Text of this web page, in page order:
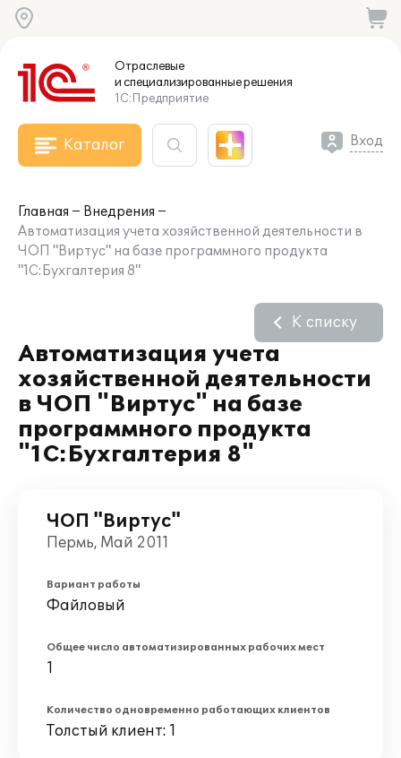
Отраслевые
и специализированныерешения
1С:Предприятие
Каталог Вход
Главная
Внедрения
Автоматизация учета хозяйственной деятельности в
ЧОП "Виртус" на базе программного продукта
"1С:Бухгалтерия 8"
Автоматизация учета
хозяйственной деятельности
в ЧОП "Виртус" на базе
программного продукта
"1С:Бухгалтерия 8"
К списку
ЧОП "Виртус"
Пермь, Май 2011
Вариант работы
Файловый
Общее число автоматизированных рабочих мест
1
Количество одновременно работающих клиентов
Толстый клиент: 1